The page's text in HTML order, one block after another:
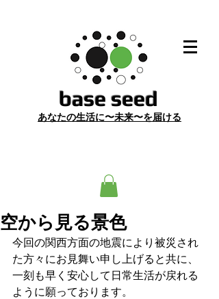
​base seed
あなたの生活に〜未来〜を届ける
空から見る景色
今回の関西方面の地震により被災され
た方々にお見舞い申し上げると共に、
一刻も早く安心して日常生活が戻れる
ように願っております。